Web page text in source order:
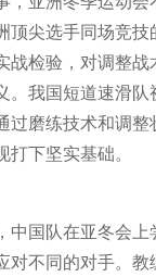
顶尖选手同场竞技
战检验，对调整战
。我国短道速滑队
过磨练技术和调整
打下坚实基础。
中国队在亚冬会上
对不同的对手。教